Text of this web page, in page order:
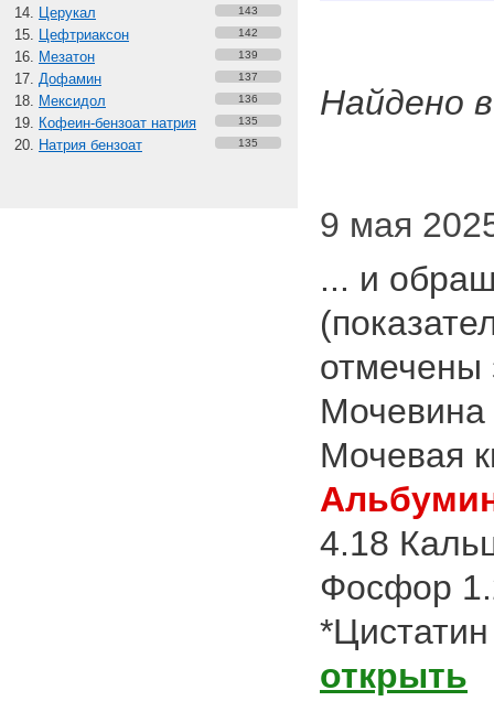
Церукал 143
Цефтриаксон 142
Мезатон 139
Дофамин 137
Мексидол 136
Кофеин-бензоат натрия 135
Натрия бензоат 135
Найдено
9 мая
... и
отмечены
Мочевина
Мочевая
4.18
Фосфор
открыть